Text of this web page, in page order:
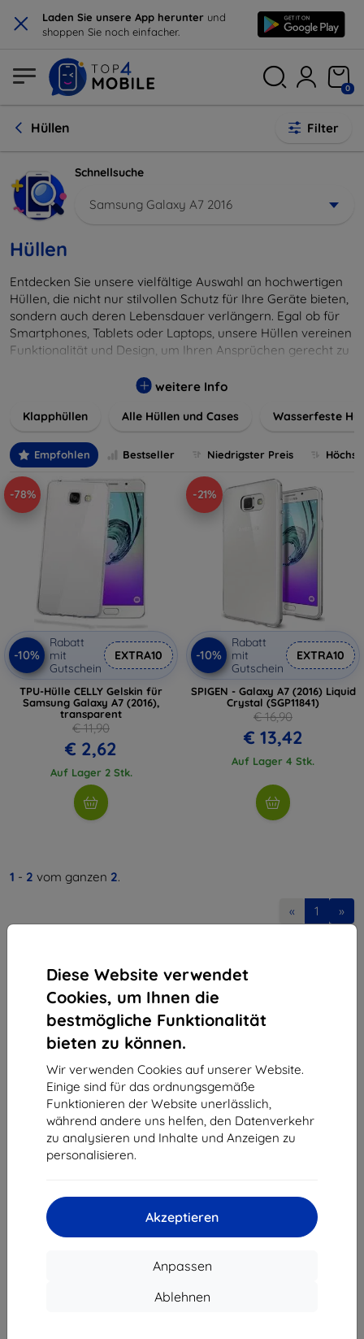
× Laden Sie unsere App herunter und
shoppen Sie noch einfacher.
Diese Website verwendet
Cookies, um Ihnen die
bestmögliche Funktionalität
bieten zu können.
Wir verwenden Cookies auf unserer Website.
Einige sind für das ordnungsgemäße
Funktionieren der Website unerlässlich,
während andere uns helfen, den Datenverkehr
zu analysieren und Inhalte und Anzeigen zu
personalisieren.
Akzeptieren
Anpassen
Ablehnen
0
Hüllen Filter
Schnellsuche
Samsung Galaxy A7 2016
Hüllen
Entdecken Sie unsere vielfältige Auswahl an hochwertigen
Hüllen, die nicht nur stilvollen Schutz für Ihre Geräte bieten,
sondern auch deren Lebensdauer verlängern. Egal ob für
Smartphones, Tablets oder Laptops, unsere Hüllen vereinen
Funktionalität und Design, um Ihren Ansprüchen gerecht zu
Farben, um Ihren persönlichen Stil perfekt zu
weitere Info
Klapphüllen Alle Hüllen und Cases Wasserfeste
Empfohlen Bestseller Niedrigster Preis
-78%
-10%
Rabatt
mit
Gutschein
EXTRA10
TPU-Hülle CELLY Gelskin für
Samsung Galaxy A7 (2016),
transparent
€ 11,90
€ 2,62
Auf Lager 2 Stk.
-21%
-10%
Rabatt
mit
Gutschein
EXTRA10
SPIGEN - Galaxy A7 (2016) Liquid
Crystal (SGP11841)
€ 16,90
€ 13,42
Auf Lager 4 Stk.
1 - 2 vom ganzen 2.
« 1 »
Shield-Sk s.r.o.
Ulica Rudolfa Mocka 3750/2A
841 04 Bratislava
Unternehmens-ID:46701494
USt-IdNr.:SK2023549671
info@top4mobile.eu